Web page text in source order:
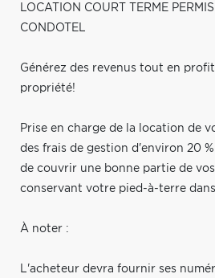
LOCATION COURT TERME
CONDOTEL
Générez des revenus tout en
propriété!
Prise en charge de la location de
des frais de gestion d'environ 20
de couvrir une bonne partie de
conservant votre pied-à-terre
À noter :
L'acheteur devra fournir ses